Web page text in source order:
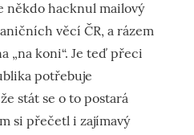
někdo hacknul mailový
věcí ČR, a rázem
„na koni“. Je teď přeci
potřebuje
stát se o to postará
si přečetl i zajímavý